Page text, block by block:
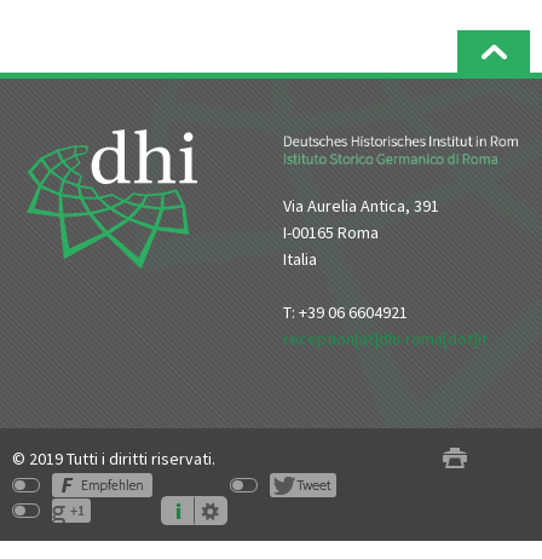
Via Aurelia Antica, 391
I-00165 Roma
Italia
T: +39 06 6604921
reception[at]dhi-roma[dot]it
© 2019 Tutti i diritti riservati.